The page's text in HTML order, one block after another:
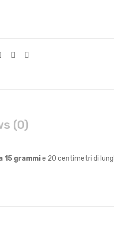
(0)
15 grammie 20 centimetri di